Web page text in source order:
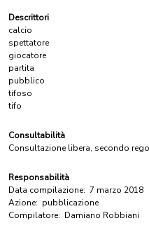
Descrittori
calcio
spettatore
giocatore
partita
pubblico
tifoso
tifo
Consultabilità
Consultazione libera, secondo
Responsabilità
Data compilazione: 7 marzo 2018
Azione: pubblicazione
Compilatore: Damiano Robbiani